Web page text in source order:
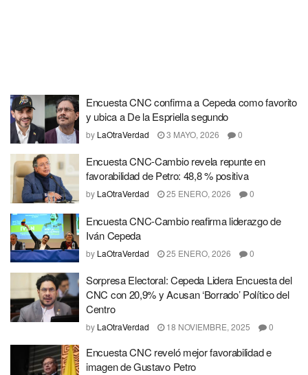
Encuesta CNC confirma a Cepeda como favorito
y ubica a De la Espriella segundo
by LaOtraVerdad 3 MAYO, 2026 0
Encuesta CNC-Cambio revela repunte en
favorabilidad de Petro: 48,8 % positiva
by LaOtraVerdad 25 ENERO, 2026 0
Encuesta CNC-Cambio reafirma liderazgo de
Iván Cepeda
by LaOtraVerdad 25 ENERO, 2026 0
Sorpresa Electoral: Cepeda Lidera Encuesta del
CNC con 20,9% y Acusan ‘Borrado’ Político del
Centro
by LaOtraVerdad 18 NOVIEMBRE, 2025 0
Encuesta CNC reveló mejor favorabilidad e
imagen de Gustavo Petro